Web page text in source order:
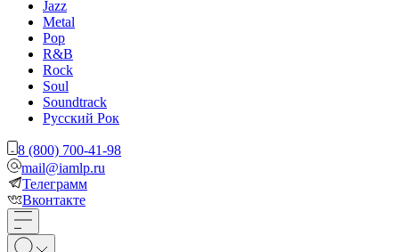
Jazz
Metal
Pop
R&B
Rock
Soul
Soundtrack
Русский Рок
8 (800) 700-41-98
mail@iamlp.ru
Телеграмм
Вконтакте